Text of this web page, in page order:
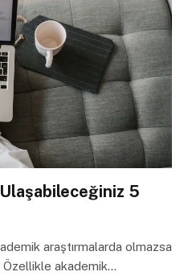
5
araştırmalarda olmazsa
Özellikle akademik…